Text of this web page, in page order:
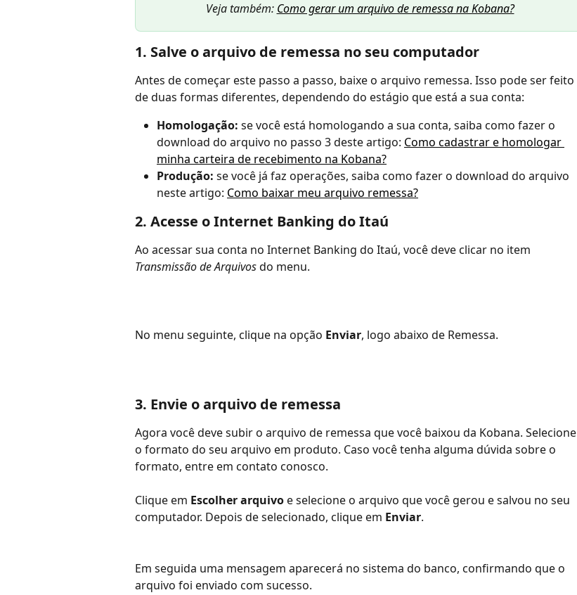
Veja também: Como gerar um arquivo de remessa na Kobana?
1. Salve o arquivo de remessa no seu computador
Antes de começar este passo a passo, baixe o arquivo remessa. Isso pode ser feito
de duas formas diferentes, dependendo do estágio que está a sua conta:
Homologação: se você está homologando a sua conta, saiba como fazer o
download do arquivo no passo 3 deste artigo: Como cadastrar e homologar
minha carteira de recebimento na Kobana?
Produção: se você já faz operações, saiba como fazer o download do arquivo
neste artigo: Como baixar meu arquivo remessa?
2. Acesse o Internet Banking do Itaú
Ao acessar sua conta no Internet Banking do Itaú, você deve clicar no item
Transmissão de Arquivos do menu.
No menu seguinte, clique na opção Enviar, logo abaixo de Remessa.
3. Envie o arquivo de remessa
Agora você deve subir o arquivo de remessa que você baixou da Kobana. Selecione
o formato do seu arquivo em produto. Caso você tenha alguma dúvida sobre o
formato, entre em contato conosco.
Clique em Escolher arquivo e selecione o arquivo que você gerou e salvou no seu
computador. Depois de selecionado, clique em Enviar.
Em seguida uma mensagem aparecerá no sistema do banco, confirmando que o
arquivo foi enviado com sucesso.